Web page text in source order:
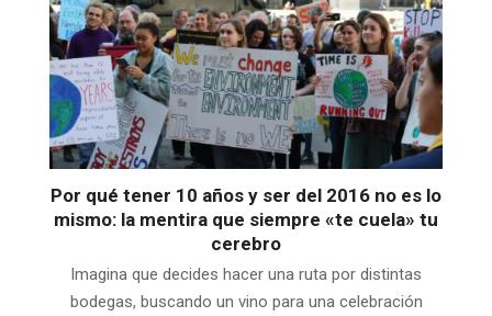
Por qué tener 10 años y ser del 2016 no es lo
mismo: la mentira que siempre «te cuela» tu
cerebro
Imagina que decides hacer una ruta por distintas
bodegas, buscando un vino para una celebración